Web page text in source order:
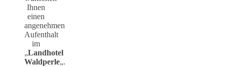
Ihnen
einen
angenehmen
Aufenthalt
im
„Landhotel
Waldperle„.